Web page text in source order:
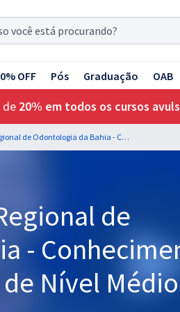
OFF Pós Graduação OAB
de 20% em todos os cursos
CRO BA - Conselho Regional de Odontologia da Bahia - Conhecimentos Comuns aos Cargos de Nível Médio
de
-
Nível Médio